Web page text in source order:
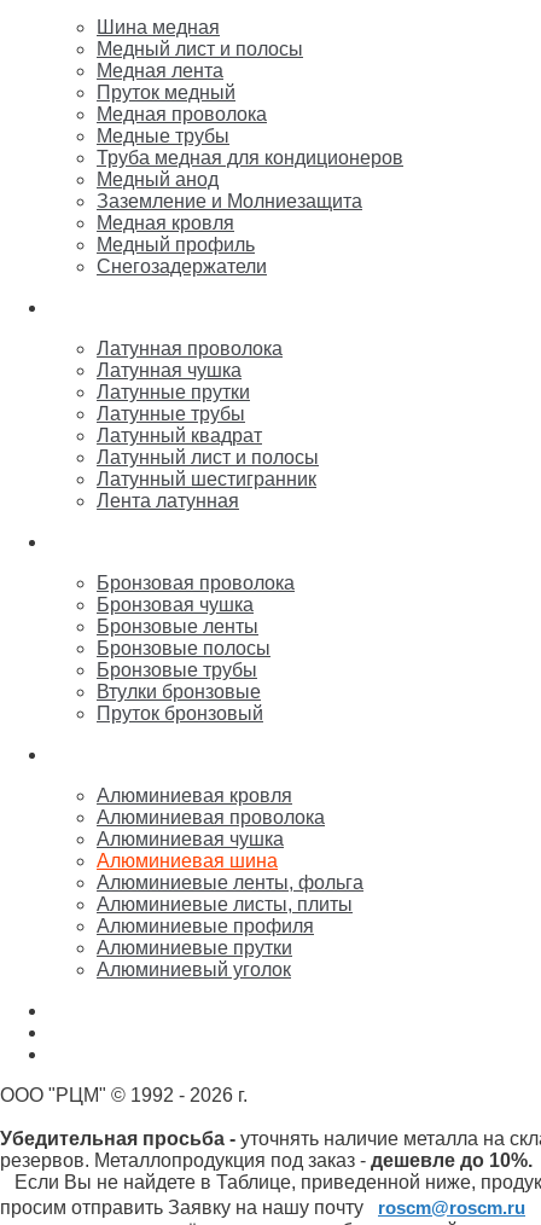
Шина медная
Медный лист и полосы
Медная лента
Пруток медный
Медная проволока
Медные трубы
Труба медная для кондиционеров
Медный анод
Заземление и Молниезащита
Медная кровля
Медный профиль
Снегозадержатели
Латунная проволока
Латунная чушка
Латунные прутки
Латунные трубы
Латунный квадрат
Латунный лист и полосы
Латунный шестигранник
Лента латунная
Бронзовая проволока
Бронзовая чушка
Бронзовые ленты
Бронзовые полосы
Бронзовые трубы
Втулки бронзовые
Пруток бронзовый
Алюминиевая кровля
Алюминиевая проволока
Алюминиевая чушка
Алюминиевая шина
Алюминиевые ленты, фольга
Алюминиевые листы, плиты
Алюминиевые профиля
Алюминиевые прутки
Алюминиевый уголок
ООО "РЦМ" © 1992 - 2026 г.
Убедительная просьба - уточнять наличие металла на
резервов. Металлопродукция под заказ - дешевле до 10%.
Если Вы не найдете в Таблице, приведенной ниже,
просим отправить Заявку на нашу почту
roscm@roscm.ru